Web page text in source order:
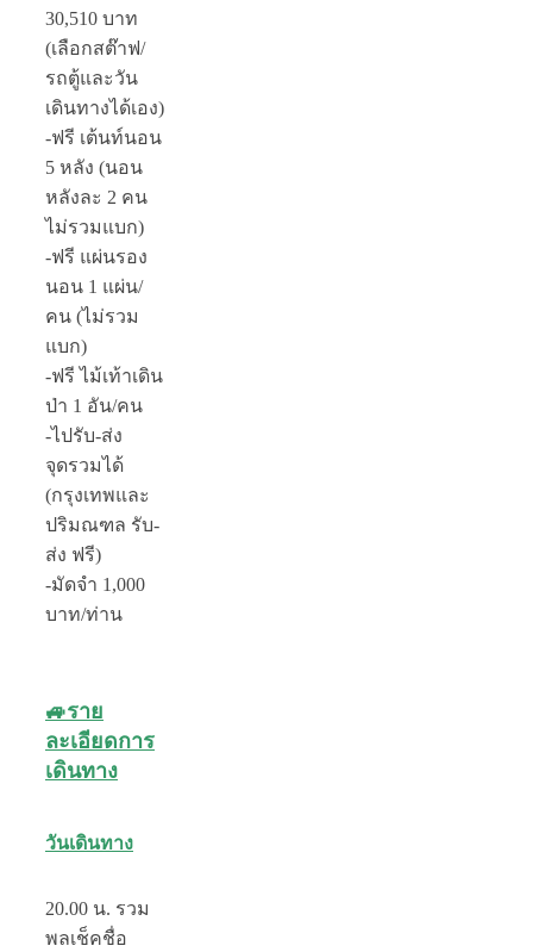
30,510 บาท
(เลือกสต๊าฟ/
รถตู้และวัน
เดินทางได้เอง)
-ฟรี เต้นท์นอน
5 หลัง (นอน
หลังละ 2 คน
ไม่รวมแบก)
-ฟรี แผ่นรอง
นอน 1 แผ่น/
คน (ไม่รวม
แบก)
-ฟรี ไม้เท้าเดิน
ป่า 1 อัน/คน
-ไปรับ-ส่ง
จุดรวมได้
(กรุงเทพและ
ปริมณฑล รับ-
ส่ง ฟรี)
-มัดจำ 1,000
บาท/ท่าน
🚙ราย
ละเอียดการ
เดินทาง
วันเดินทาง
20.00 น. รวม
พลเช็คชื่อ